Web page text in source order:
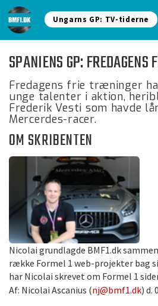
Ungarns GP: TV-tiderne
SPANIENS GP:
Fredagens frie træninger
unge talenter i aktion,
Frederik Vesti som havde
Mercerdes-racer.
OM SKRIBENTEN
Nicolai grundlagde BMF1.dk
række Formel 1 web-projekter bag
har Nicolai skrevet om Formel 1
Af: Nicolai Ascanius (nj@bmf1.dk) d.